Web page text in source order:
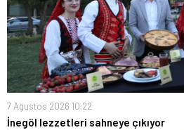
7 Ağustos 2026 10:22
İnegöl lezzetleri sahneye çıkıyor